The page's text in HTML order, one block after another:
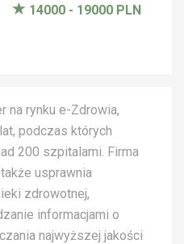
14000 - 19000 PLN
na rynku e-Zdrowia,
podczas których
200 szpitalami. Firma
usprawnia
zdrowotnej,
informacjami o
najwyższej jakości